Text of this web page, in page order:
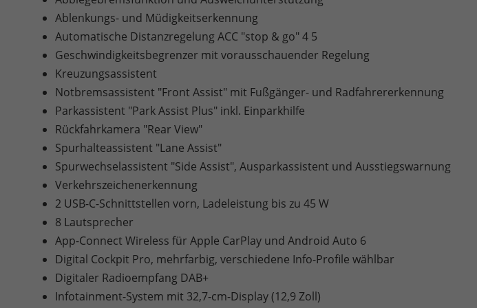
Ablenkungs- und Müdigkeitserkennung
Automatische Distanzregelung ACC "stop & go" 4 5
Geschwindigkeitsbegrenzer mit vorausschauender Regelung
Kreuzungsassistent
Notbremsassistent "Front Assist" mit Fußgänger- und Radfahrererkennung
Parkassistent "Park Assist Plus" inkl. Einparkhilfe
Rückfahrkamera "Rear View"
Spurhalteassistent "Lane Assist"
Spurwechselassistent "Side Assist", Ausparkassistent und Ausstiegswarnung
Verkehrszeichenerkennung
2 USB-C-Schnittstellen vorn, Ladeleistung bis zu 45 W
8 Lautsprecher
App-Connect Wireless für Apple CarPlay und Android Auto 6
Digital Cockpit Pro, mehrfarbig, verschiedene Info-Profile wählbar
Digitaler Radioempfang DAB+
Infotainment-System mit 32,7-cm-Display (12,9 Zoll)